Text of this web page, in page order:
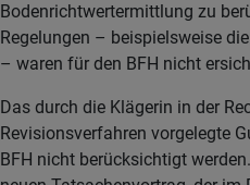
Bodenrichtwertermittlung zu
Regelungen – beispielsweise
– waren für den BFH nicht
Das durch die Klägerin in der
Revisionsverfahren vorgelegte
BFH nicht berücksichtigt